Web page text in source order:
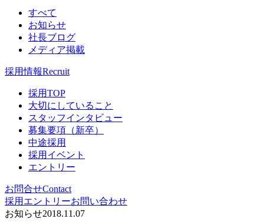
すべて
お知らせ
社長ブログ
メディア掲載
採用情報Recruit
採用TOP
大切にしていること
スタッフインタビュー
募集要項（新卒）
中途採用
採用イベント
エントリー
お問合せContact
採用エントリーお問い合わせ
お知らせ2018.11.07